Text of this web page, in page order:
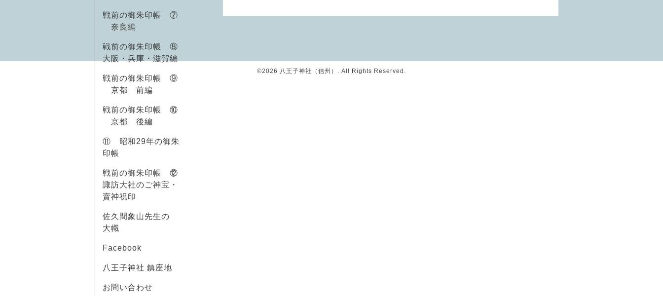
戦前の御朱印帳 ⑦
奈良編
戦前の御朱印帳 ⑧
大阪・兵庫・滋賀編
戦前の御朱印帳 ⑨
京都 前編
戦前の御朱印帳 ⑩
京都 後編
⑪ 昭和29年の御朱
印帳
戦前の御朱印帳 ⑫
諏訪大社のご神宝・
賣神祝印
佐久間象山先生の
大幟
Facebook
八王子神社 鎮座地
お問い合わせ
©2026 八王子神社（信州） . All Rights Reserved.